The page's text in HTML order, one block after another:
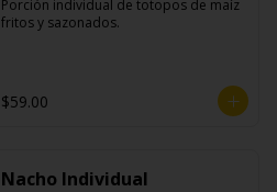
Porción individual de totopos de maíz
fritos y sazonados.
$59.00
Nacho Individual